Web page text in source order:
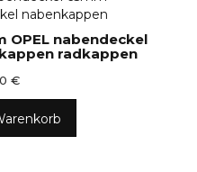
OPEL nabendeckel
radkappen
€